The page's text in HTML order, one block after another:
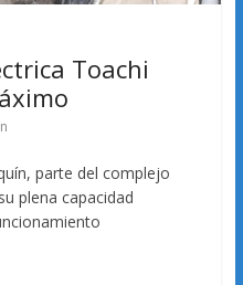
Toachi
parte del complejo
plena capacidad